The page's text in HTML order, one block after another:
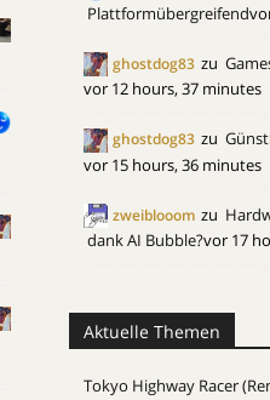
Plattformübergreifend
ghostdog83 zu
vor 12 hours, 37 minutes
ghostdog83 zu
vor 15 hours, 36 minutes
zweiblooom zu
dank AI Bubble?vor 17
Aktuelle Themen
Tokyo Highway Racer